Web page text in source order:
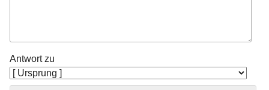
Antwort zu